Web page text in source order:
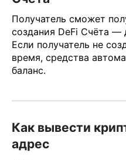
Получатель сможет
создания DeFi Счёта —
Если получатель не
время, средства
баланс.
Как вывести
адрес